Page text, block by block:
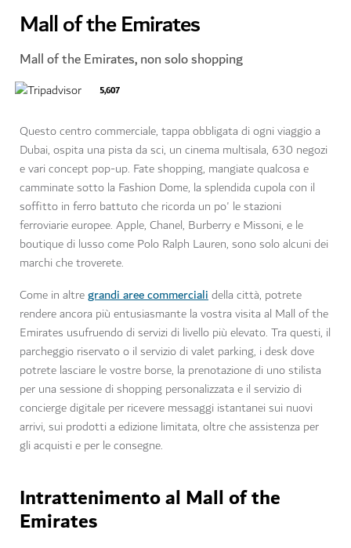
Mall of the Emirates
Mall of the Emirates, non solo shopping
5,607
Questo centro commerciale, tappa obbligata di ogni viaggio a
Dubai, ospita una pista da sci, un cinema multisala, 630 negozi
e vari concept pop-up. Fate shopping, mangiate qualcosa e
camminate sotto la Fashion Dome, la splendida cupola con il
soffitto in ferro battuto che ricorda un po' le stazioni
ferroviarie europee. Apple, Chanel, Burberry e Missoni, e le
boutique di lusso come Polo Ralph Lauren, sono solo alcuni dei
marchi che troverete.
Come in altregrandi aree commercialidella città, potrete
rendere ancora più entusiasmante la vostra visita al Mall of the
Emirates usufruendo di servizi di livello più elevato. Tra questi, il
parcheggio riservato o il servizio di valet parking, i desk dove
potrete lasciare le vostre borse, la prenotazione di uno stilista
per una sessione di shopping personalizzata e il servizio di
concierge digitale per ricevere messaggi istantanei sui nuovi
arrivi, sui prodotti a edizione limitata, oltre che assistenza per
gli acquisti e per le consegne.
Intrattenimento al Mall of the
Emirates